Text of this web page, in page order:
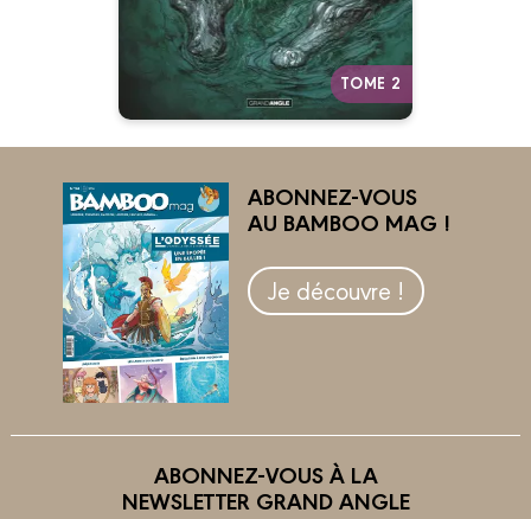
TOME 2
Autres tomes
ABONNEZ-VOUS
AU BAMBOO MAG !
Je découvre !
ABONNEZ-VOUS À LA
NEWSLETTER GRAND ANGLE